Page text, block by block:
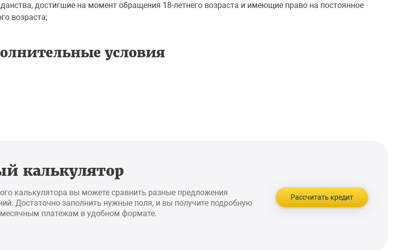
достигшие на момент обращения 18-летнего возраста и имеющие право на постоянное
возраста;
условия
калькулятор
калькулятора вы можете сравнить разные предложения
Достаточно заполнить нужные поля, и вы получите подробную
платежам в удобном формате.
Рассчитать кредит